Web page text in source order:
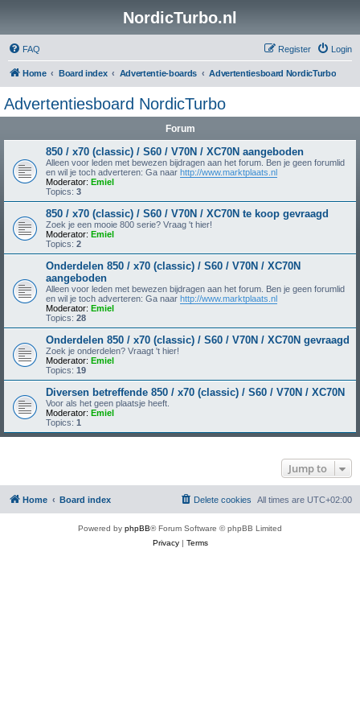
NordicTurbo.nl
FAQ Login
Register
Home Board index Advertentie-boards Advertentiesboard NordicTurbo
Advertentiesboard NordicTurbo
Forum
850 / x70 (classic) / S60 / V70N / XC70N aangeboden
Alleen voor leden met bewezen bijdragen aan het forum. Ben je geen forumlid
en wil je toch adverteren: Ga naar http://www.marktplaats.nl
Moderator: Emiel
Topics: 3
850 / x70 (classic) / S60 / V70N / XC70N te koop gevraagd
Zoek je een mooie 800 serie? Vraag 't hier!
Moderator: Emiel
Topics: 2
Onderdelen 850 / x70 (classic) / S60 / V70N / XC70N
aangeboden
Alleen voor leden met bewezen bijdragen aan het forum. Ben je geen forumlid
en wil je toch adverteren: Ga naar http://www.marktplaats.nl
Moderator: Emiel
Topics: 28
Onderdelen 850 / x70 (classic) / S60 / V70N / XC70N gevraagd
Zoek je onderdelen? Vraagt 't hier!
Moderator: Emiel
Topics: 19
Diversen betreffende 850 / x70 (classic) / S60 / V70N / XC70N
Voor als het geen plaatsje heeft.
Moderator: Emiel
Topics: 1
Jump to
Home Board index All times are UTC+02:00
Delete cookies
Powered by phpBB® Forum Software © phpBB Limited
Privacy| Terms